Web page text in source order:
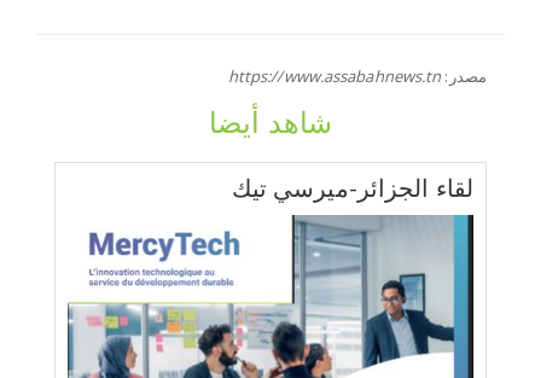
مصدر: https://www.assabahnews.tn
شاهد أيضا
لقاء الجزائر-ميرسي تيك